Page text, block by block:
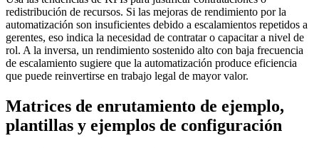
redistribución de recursos. Si las mejoras de rendimiento por la
automatización son insuficientes debido a escalamientos repetidos a
gerentes, eso indica la necesidad de contratar o capacitar a nivel de
rol. A la inversa, un rendimiento sostenido alto con baja frecuencia
de escalamiento sugiere que la automatización produce eficiencia
que puede reinvertirse en trabajo legal de mayor valor.
Matrices de enrutamiento de ejemplo,
plantillas y ejemplos de configuración